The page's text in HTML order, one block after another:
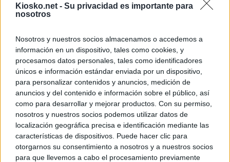
Kiosko.net - Su privacidad es importante para
nosotros
Nosotros y nuestros socios almacenamos o accedemos a
información en un dispositivo, tales como cookies, y
procesamos datos personales, tales como identificadores
únicos e información estándar enviada por un dispositivo,
para personalizar contenidos y anuncios, medición de
anuncios y del contenido e información sobre el público, así
como para desarrollar y mejorar productos. Con su permiso,
nosotros y nuestros socios podemos utilizar datos de
localización geográfica precisa e identificación mediante las
características de dispositivos. Puede hacer clic para
otorgarnos su consentimiento a nosotros y a nuestros socios
para que llevemos a cabo el procesamiento previamente